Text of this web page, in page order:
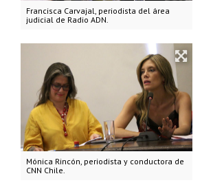
Francisca Carvajal, periodista del área
judicial de Radio ADN.
Mónica Rincón, periodista y conductora de
CNN Chile.